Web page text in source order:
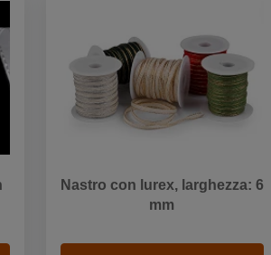
Nastro con lurex, larghezza: 6
mm